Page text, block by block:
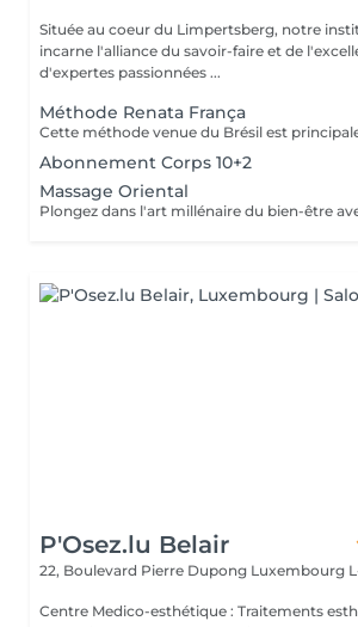
Située au coeur du Limpertsberg, notre
incarne l'alliance du savoir-faire et de l'excellence. Notre
d'expertes passionnées ...
Méthode Renata França
Abonnement Corps 10+2
Massage Oriental
P'Osez.lu Belair
22, Boulevard Pierre Dupong Luxembourg
Centre Medico-esthétique : Traitements